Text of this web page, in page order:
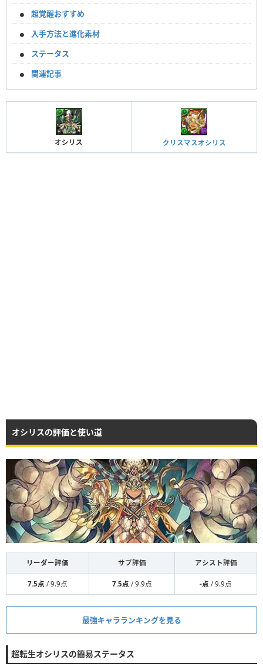
超覚醒おすすめ
入手方法と進化素材
ステータス
関連記事
オシリス クリスマスオシリス
オシリスの評価と使い道
リーダー評価 サブ評価 アシスト評価
7.5点 / 9.9点 7.5点 / 9.9点 -点 / 9.9点
最強キャラランキングを見る
超転生オシリスの簡易ステータス